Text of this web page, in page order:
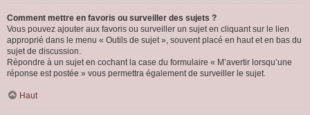
Comment mettre en favoris ou surveiller des sujets ?
Vous pouvez ajouter aux favoris ou surveiller un sujet en cliquant sur le lien
approprié dans le menu « Outils de sujet », souvent placé en haut et en bas du
sujet de discussion.
Répondre à un sujet en cochant la case du formulaire « M’avertir lorsqu’une
réponse est postée » vous permettra également de surveiller le sujet.
Haut